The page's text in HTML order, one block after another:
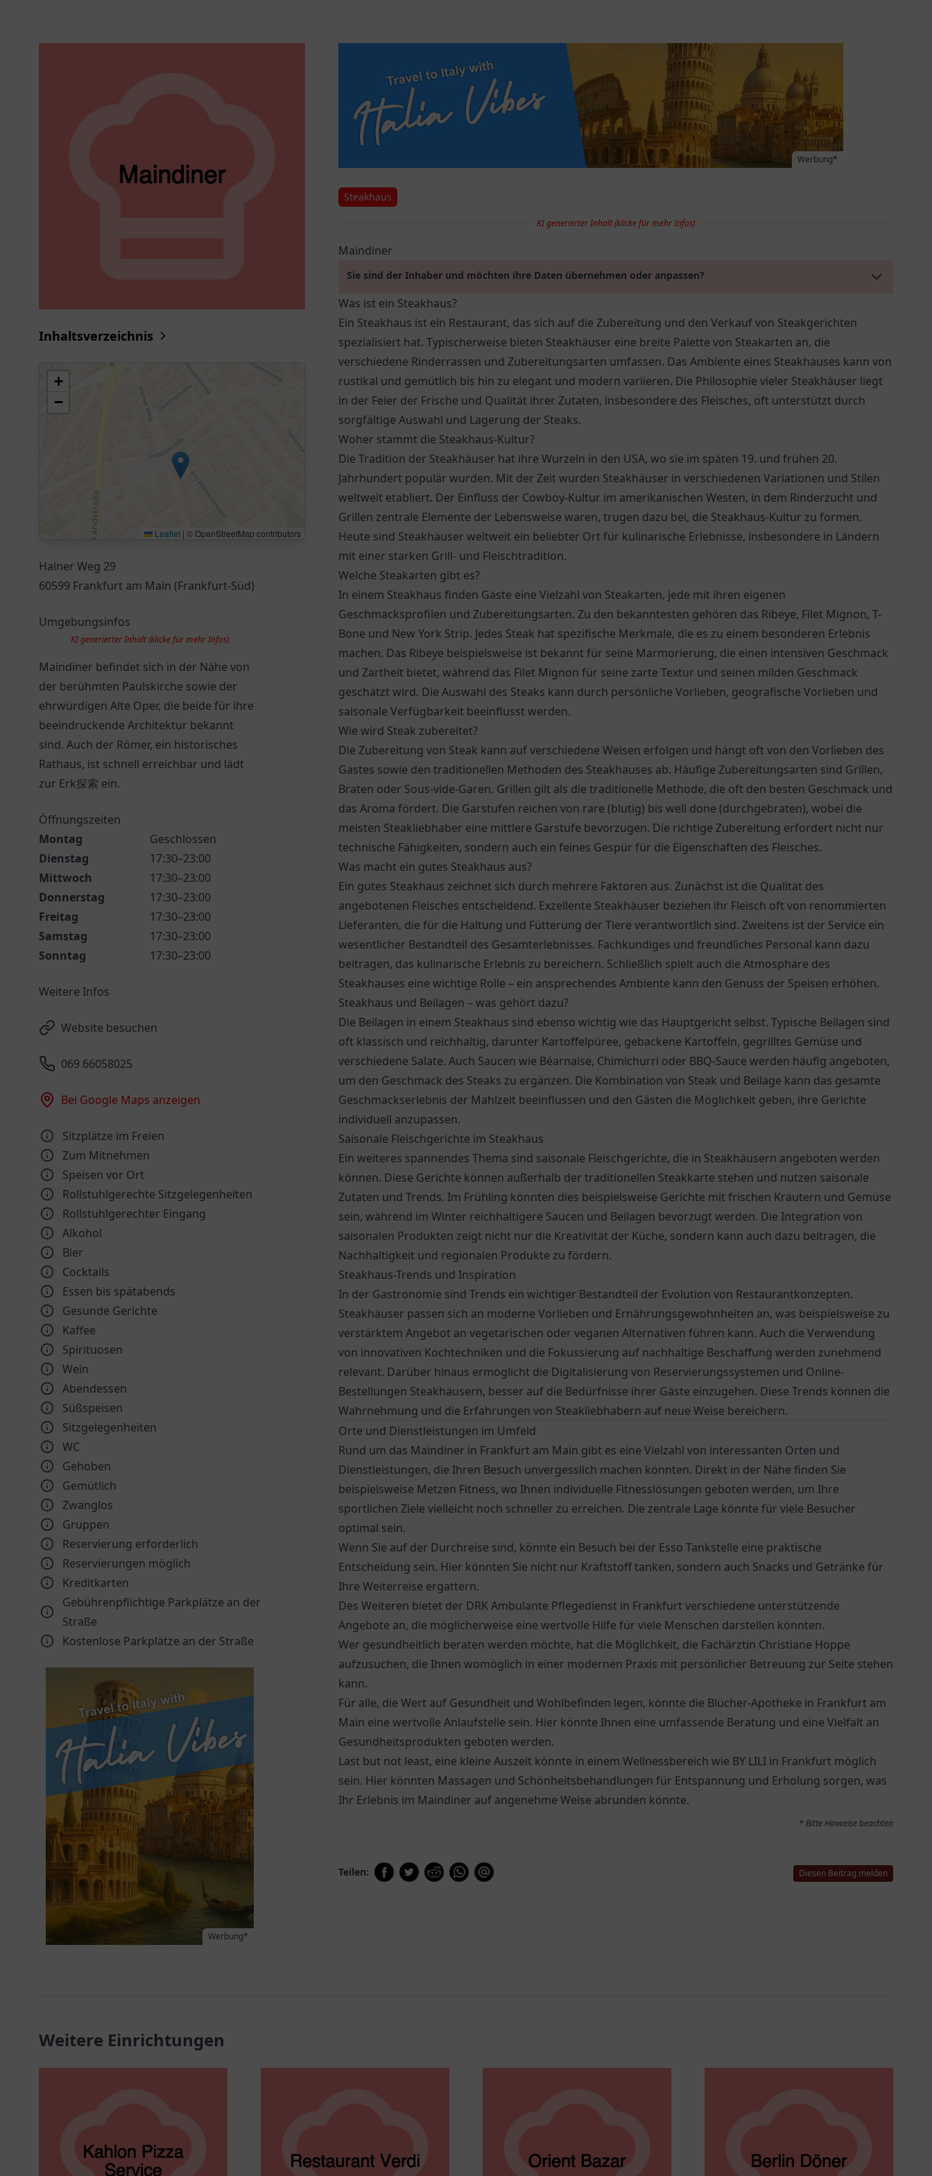
Inhaltsverzeichnis
+
−
Leaflet | © OpenStreetMap contributors
Hainer Weg 29
60599 Frankfurt am Main (Frankfurt-Süd)
Umgebungsinfos
KI generierter Inhalt (klicke für mehr Infos)
Maindiner befindet sich in der Nähe von
der berühmten Paulskirche sowie der
ehrwürdigen Alte Oper, die beide für ihre
beeindruckende Architektur bekannt
sind. Auch der Römer, ein historisches
Rathaus, ist schnell erreichbar und lädt
zur Erk探索 ein.
Öffnungszeiten
Montag
Geschlossen
Dienstag
17:30–23:00
Mittwoch
17:30–23:00
Donnerstag
17:30–23:00
Freitag
17:30–23:00
Samstag
17:30–23:00
Sonntag
17:30–23:00
Weitere Infos
Website besuchen
069 66058025
Bei Google Maps anzeigen
Sitzplätze im Freien
Zum Mitnehmen
Speisen vor Ort
Rollstuhlgerechte Sitzgelegenheiten
Rollstuhlgerechter Eingang
Alkohol
Bier
Cocktails
Essen bis spätabends
Gesunde Gerichte
Kaffee
Spirituosen
Wein
Abendessen
Süßspeisen
Sitzgelegenheiten
WC
Gehoben
Gemütlich
Zwanglos
Gruppen
Reservierung erforderlich
Reservierungen möglich
Kreditkarten
Gebührenpflichtige Parkplätze an der
Straße
Kostenlose Parkplätze an der Straße
Werbung*
Werbung*
Steakhaus
KI generierter Inhalt (klicke für mehr Infos)
Maindiner
Sie sind der Inhaber und möchten ihre Daten übernehmen oder anpassen?
Was ist ein Steakhaus?
Ein Steakhaus ist ein Restaurant, das sich auf die Zubereitung und den Verkauf von Steakgerichten
spezialisiert hat. Typischerweise bieten Steakhäuser eine breite Palette von Steakarten an, die
verschiedene Rinderrassen und Zubereitungsarten umfassen. Das Ambiente eines Steakhauses kann von
rustikal und gemütlich bis hin zu elegant und modern variieren. Die Philosophie vieler Steakhäuser liegt
in der Feier der Frische und Qualität ihrer Zutaten, insbesondere des Fleisches, oft unterstützt durch
sorgfältige Auswahl und Lagerung der Steaks.
Woher stammt die Steakhaus-Kultur?
Die Tradition der Steakhäuser hat ihre Wurzeln in den USA, wo sie im späten 19. und frühen 20.
Jahrhundert populär wurden. Mit der Zeit wurden Steakhäuser in verschiedenen Variationen und Stilen
weltweit etabliert. Der Einfluss der Cowboy-Kultur im amerikanischen Westen, in dem Rinderzucht und
Grillen zentrale Elemente der Lebensweise waren, trugen dazu bei, die Steakhaus-Kultur zu formen.
Heute sind Steakhäuser weltweit ein beliebter Ort für kulinarische Erlebnisse, insbesondere in Ländern
mit einer starken Grill- und Fleischtradition.
Welche Steakarten gibt es?
In einem Steakhaus finden Gäste eine Vielzahl von Steakarten, jede mit ihren eigenen
Geschmacksprofilen und Zubereitungsarten. Zu den bekanntesten gehören das Ribeye, Filet Mignon, T-
Bone und New York Strip. Jedes Steak hat spezifische Merkmale, die es zu einem besonderen Erlebnis
machen. Das Ribeye beispielsweise ist bekannt für seine Marmorierung, die einen intensiven Geschmack
und Zartheit bietet, während das Filet Mignon für seine zarte Textur und seinen milden Geschmack
geschätzt wird. Die Auswahl des Steaks kann durch persönliche Vorlieben, geografische Vorlieben und
saisonale Verfügbarkeit beeinflusst werden.
Wie wird Steak zubereitet?
Die Zubereitung von Steak kann auf verschiedene Weisen erfolgen und hängt oft von den Vorlieben des
Gastes sowie den traditionellen Methoden des Steakhauses ab. Häufige Zubereitungsarten sind Grillen,
Braten oder Sous-vide-Garen. Grillen gilt als die traditionelle Methode, die oft den besten Geschmack und
das Aroma fördert. Die Garstufen reichen von rare (blutig) bis well done (durchgebraten), wobei die
meisten Steakliebhaber eine mittlere Garstufe bevorzugen. Die richtige Zubereitung erfordert nicht nur
technische Fähigkeiten, sondern auch ein feines Gespür für die Eigenschaften des Fleisches.
Was macht ein gutes Steakhaus aus?
Ein gutes Steakhaus zeichnet sich durch mehrere Faktoren aus. Zunächst ist die Qualität des
angebotenen Fleisches entscheidend. Exzellente Steakhäuser beziehen ihr Fleisch oft von renommierten
Lieferanten, die für die Haltung und Fütterung der Tiere verantwortlich sind. Zweitens ist der Service ein
wesentlicher Bestandteil des Gesamterlebnisses. Fachkundiges und freundliches Personal kann dazu
beitragen, das kulinarische Erlebnis zu bereichern. Schließlich spielt auch die Atmosphäre des
Steakhauses eine wichtige Rolle – ein ansprechendes Ambiente kann den Genuss der Speisen erhöhen.
Steakhaus und Beilagen – was gehört dazu?
Die Beilagen in einem Steakhaus sind ebenso wichtig wie das Hauptgericht selbst. Typische Beilagen sind
oft klassisch und reichhaltig, darunter Kartoffelpüree, gebackene Kartoffeln, gegrilltes Gemüse und
verschiedene Salate. Auch Saucen wie Béarnaise, Chimichurri oder BBQ-Sauce werden häufig angeboten,
um den Geschmack des Steaks zu ergänzen. Die Kombination von Steak und Beilage kann das gesamte
Geschmackserlebnis der Mahlzeit beeinflussen und den Gästen die Möglichkeit geben, ihre Gerichte
individuell anzupassen.
Saisonale Fleischgerichte im Steakhaus
Ein weiteres spannendes Thema sind saisonale Fleischgerichte, die in Steakhäusern angeboten werden
können. Diese Gerichte können außerhalb der traditionellen Steakkarte stehen und nutzen saisonale
Zutaten und Trends. Im Frühling könnten dies beispielsweise Gerichte mit frischen Kräutern und Gemüse
sein, während im Winter reichhaltigere Saucen und Beilagen bevorzugt werden. Die Integration von
saisonalen Produkten zeigt nicht nur die Kreativität der Küche, sondern kann auch dazu beitragen, die
Nachhaltigkeit und regionalen Produkte zu fördern.
Steakhaus-Trends und Inspiration
In der Gastronomie sind Trends ein wichtiger Bestandteil der Evolution von Restaurantkonzepten.
Steakhäuser passen sich an moderne Vorlieben und Ernährungsgewohnheiten an, was beispielsweise zu
verstärktem Angebot an vegetarischen oder veganen Alternativen führen kann. Auch die Verwendung
von innovativen Kochtechniken und die Fokussierung auf nachhaltige Beschaffung werden zunehmend
relevant. Darüber hinaus ermöglicht die Digitalisierung von Reservierungssystemen und Online-
Bestellungen Steakhäusern, besser auf die Bedürfnisse ihrer Gäste einzugehen. Diese Trends können die
Wahrnehmung und die Erfahrungen von Steakliebhabern auf neue Weise bereichern.
Orte und Dienstleistungen im Umfeld
Rund um das Maindiner in Frankfurt am Main gibt es eine Vielzahl von interessanten Orten und
Dienstleistungen, die Ihren Besuch unvergesslich machen könnten. Direkt in der Nähe finden Sie
beispielsweise Metzen Fitness, wo Ihnen individuelle Fitnesslösungen geboten werden, um Ihre
sportlichen Ziele vielleicht noch schneller zu erreichen. Die zentrale Lage könnte für viele Besucher
optimal sein.
Wenn Sie auf der Durchreise sind, könnte ein Besuch bei der Esso Tankstelle eine praktische
Entscheidung sein. Hier könnten Sie nicht nur Kraftstoff tanken, sondern auch Snacks und Getränke für
Ihre Weiterreise ergattern.
Des Weiteren bietet der DRK Ambulante Pflegedienst in Frankfurt verschiedene unterstützende
Angebote an, die möglicherweise eine wertvolle Hilfe für viele Menschen darstellen könnten.
Wer gesundheitlich beraten werden möchte, hat die Möglichkeit, die Fachärztin Christiane Hoppe
aufzusuchen, die Ihnen womöglich in einer modernen Praxis mit persönlicher Betreuung zur Seite stehen
kann.
Für alle, die Wert auf Gesundheit und Wohlbefinden legen, könnte die Blücher-Apotheke in Frankfurt am
Main eine wertvolle Anlaufstelle sein. Hier könnte Ihnen eine umfassende Beratung und eine Vielfalt an
Gesundheitsprodukten geboten werden.
Last but not least, eine kleine Auszeit könnte in einem Wellnessbereich wie BY LILI in Frankfurt möglich
sein. Hier könnten Massagen und Schönheitsbehandlungen für Entspannung und Erholung sorgen, was
Ihr Erlebnis im Maindiner auf angenehme Weise abrunden könnte.
* Bitte Hinweise beachten
Teilen: Diesen Beitrag melden
Weitere Einrichtungen